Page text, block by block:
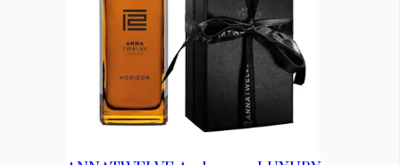
Пътувай
Условия за
ползване
За нас
Реклама
Политика за
поверителност
ModerenDom